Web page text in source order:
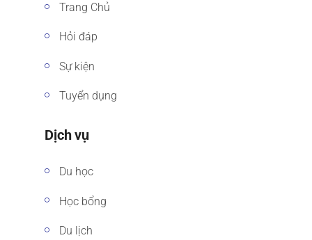
Trang Chủ
Hỏi đáp
Sự kiện
Tuyển dụng
Dịch vụ
Du học
Học bổng
Du lịch